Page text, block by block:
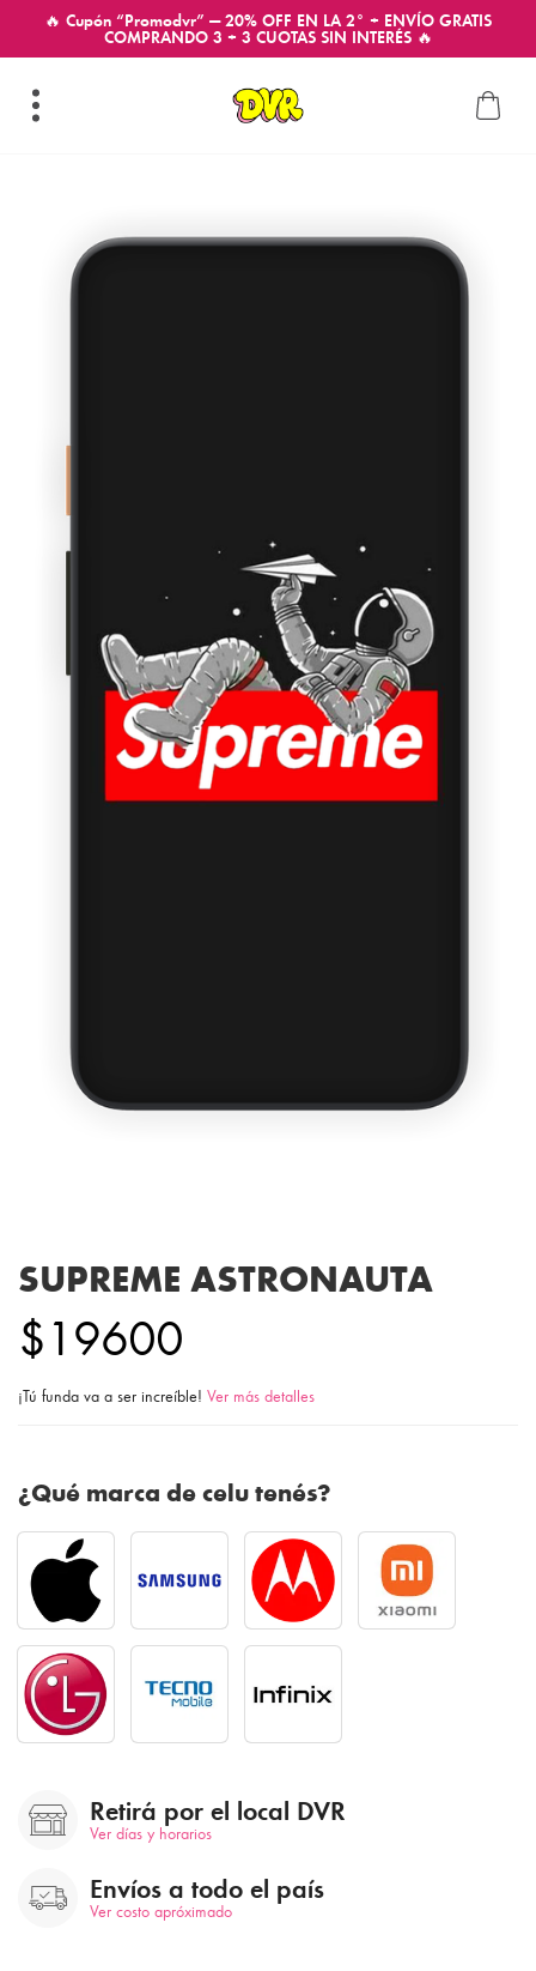
🔥 Cupón “Promodvr” — 20% OFF EN LA 2° + ENVÍO GRATIS
COMPRANDO 3 + 3 CUOTAS SIN INTERÉS 🔥
SUPREME ASTRONAUTA
$19600
¡Tú funda va a ser increíble! Ver más detalles
¿Qué marca de celu tenés?
Retirá por el local DVR
Ver días y horarios
Envíos a todo el país
Ver costo apróximado